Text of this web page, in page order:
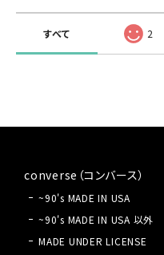
converse（コンバース）
~90's MADE IN USA
~90's MADE IN USA 以外
MADE UNDER LICENSE
すべて 2